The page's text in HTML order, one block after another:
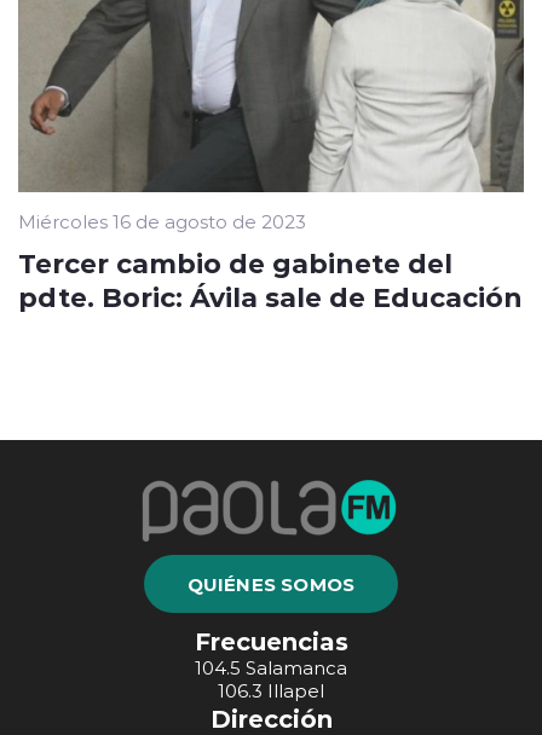
Miércoles 16 de agosto de 2023
Tercer cambio de gabinete del
pdte. Boric: Ávila sale de Educación
QUIÉNES SOMOS
Frecuencias
104.5 Salamanca
106.3 Illapel
Dirección